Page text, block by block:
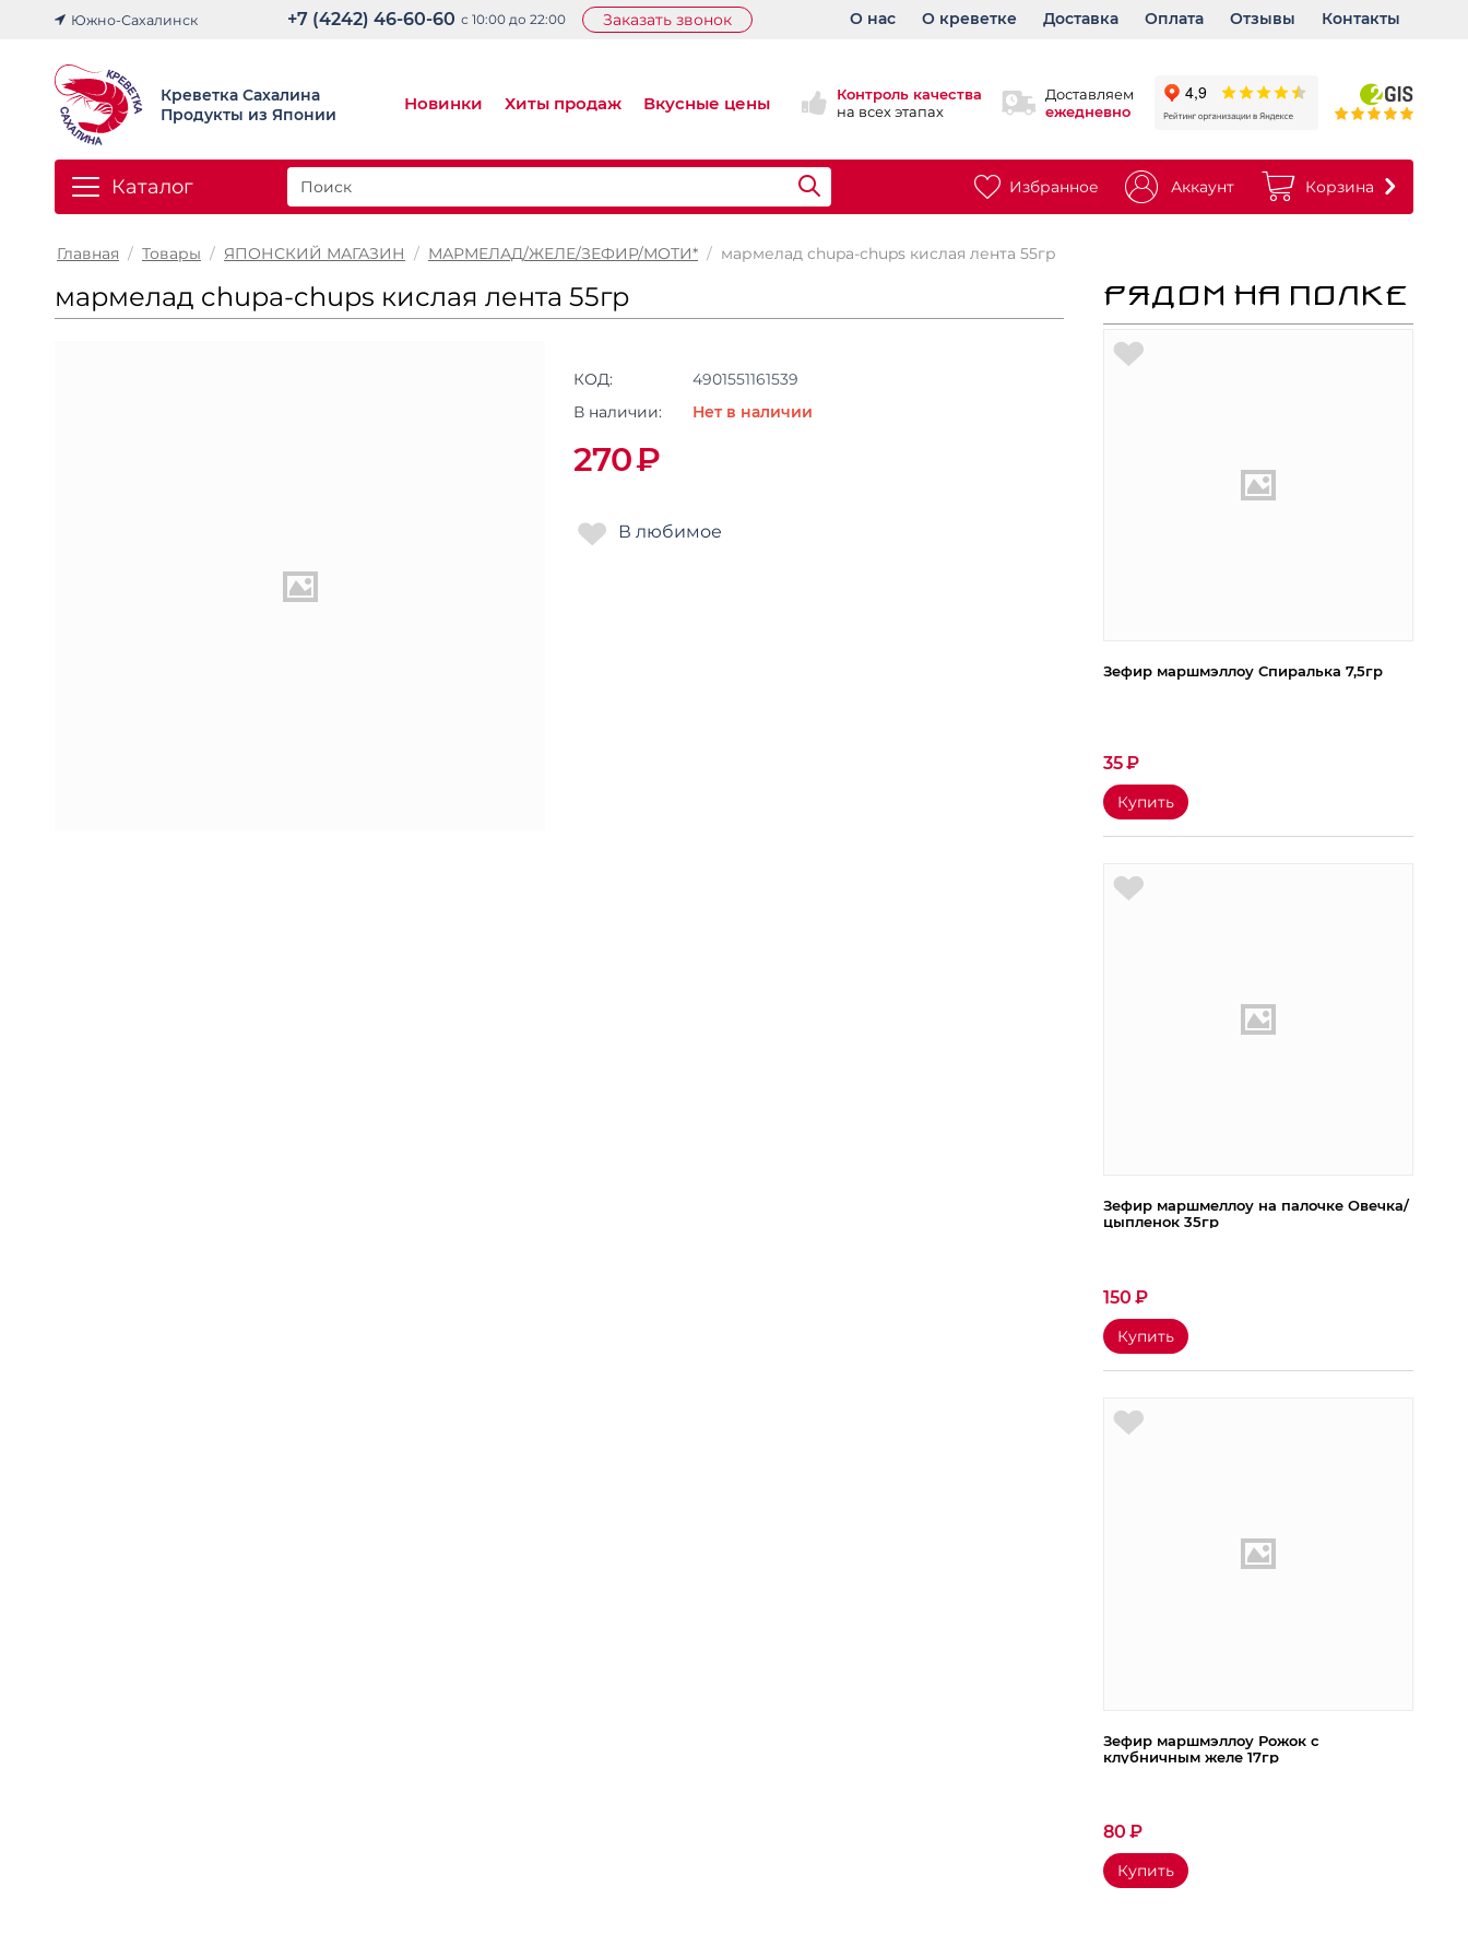
Южно-Сахалинск О нас О креветке Доставка Оплата Отзывы Контакты
+7 (4242) 46-60-60 с 10:00 до 22:00 Заказать звонок
Креветка Сахалина
Продукты из Японии
Доставляем
ежедневно
Контроль качества
на всех этапах
Новинки Хиты продаж Вкусные цены
Каталог Корзина
Аккаунт
Избранное
Главная / Товары / ЯПОНСКИЙ МАГАЗИН / МАРМЕЛАД/ЖЕЛЕ/ЗЕФИР/МОТИ* / мармелад chupa-chups кислая лента 55гр
мармелад chupa-chups кислая лента 55гр
КОД:
4901551161539
В наличии:
Нет в наличии
270₽
РЯДОМ НА ПОЛКЕ
Зефир маршмэллоу Спиралька 7,5гр
35₽
Купить
Зефир маршмеллоу на палочке Овечка/
цыпленок 35гр
150 ₽
Купить
Зефир маршмэллоу Рожок с
клубничным желе 17гр
80 ₽
Купить